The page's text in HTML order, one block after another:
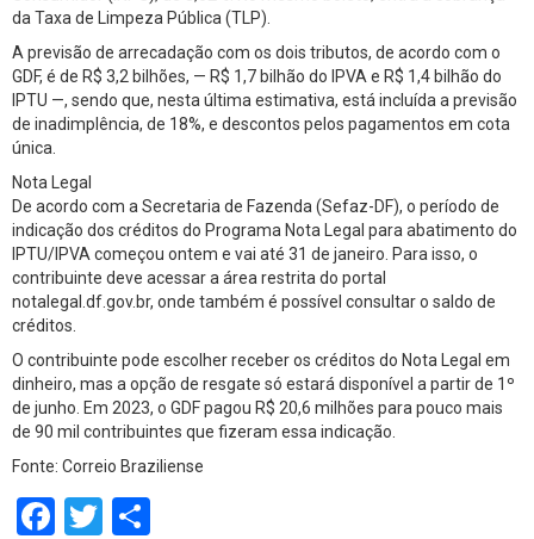
da Taxa de Limpeza Pública (TLP).
A previsão de arrecadação com os dois tributos, de acordo com o
GDF, é de R$ 3,2 bilhões, — R$ 1,7 bilhão do IPVA e R$ 1,4 bilhão do
IPTU —, sendo que, nesta última estimativa, está incluída a previsão
de inadimplência, de 18%, e descontos pelos pagamentos em cota
única.
Nota Legal
De acordo com a Secretaria de Fazenda (Sefaz-DF), o período de
indicação dos créditos do Programa Nota Legal para abatimento do
IPTU/IPVA começou ontem e vai até 31 de janeiro. Para isso, o
contribuinte deve acessar a área restrita do portal
notalegal.df.gov.br, onde também é possível consultar o saldo de
créditos.
O contribuinte pode escolher receber os créditos do Nota Legal em
dinheiro, mas a opção de resgate só estará disponível a partir de 1º
de junho. Em 2023, o GDF pagou R$ 20,6 milhões para pouco mais
de 90 mil contribuintes que fizeram essa indicação.
Fonte: Correio Braziliense
Facebook
Twitter